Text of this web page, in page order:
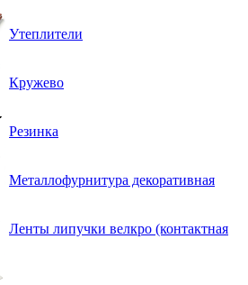
Утеплители
Кружево
Резинка
Металлофурнитура декоративная
Ленты липучки велкро (контактная